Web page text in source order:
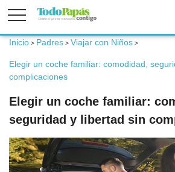
Inicio > Padres > Viajar con Niños >
Elegir un coche familiar: comodidad,
complicaciones
Elegir un coche familiar:
seguridad y libertad sin